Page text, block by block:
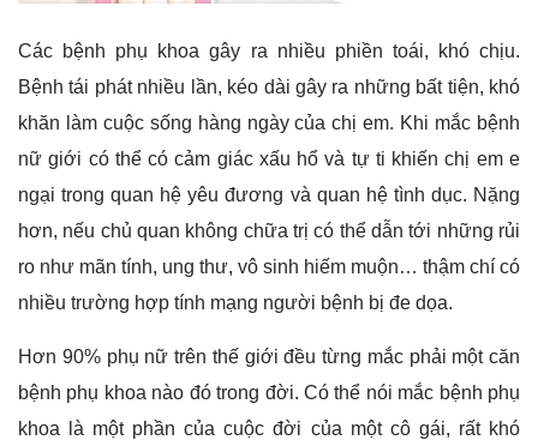
Các bệnh phụ khoa gây ra nhiều phiền toái, khó chịu.
Bệnh tái phát nhiều lần, kéo dài gây ra những bất tiện, khó
khăn làm cuộc sống hàng ngày của chị em. Khi mắc bệnh
nữ giới có thể có cảm giác xấu hổ và tự ti khiến chị em e
ngại trong quan hệ yêu đương và quan hệ tình dục. Nặng
hơn, nếu chủ quan không chữa trị có thể dẫn tới những rủi
ro như mãn tính, ung thư, vô sinh hiếm muộn… thậm chí có
nhiều trường hợp tính mạng người bệnh bị đe dọa.
Hơn 90% phụ nữ trên thế giới đều từng mắc phải một căn
bệnh phụ khoa nào đó trong đời. Có thể nói mắc bệnh phụ
khoa là một phần của cuộc đời của một cô gái, rất khó